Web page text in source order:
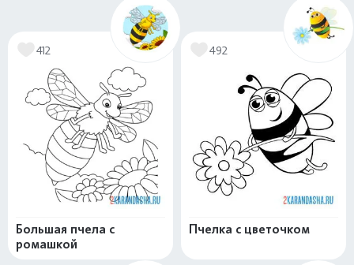
412
Большая пчела с
ромашкой
492
Пчелка с цветочком